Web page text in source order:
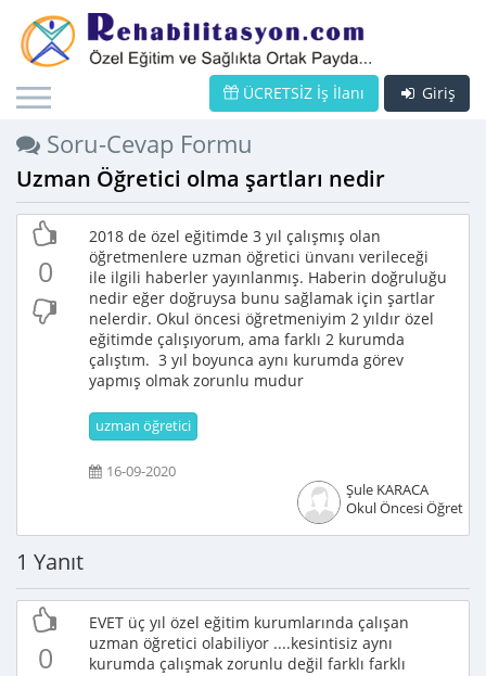
Giriş
ÜCRETSİZ İş İlanı
Soru-Cevap Formu
Uzman Öğretici olma şartları nedir
0
2018 de özel eğitimde 3 yıl çalışmış olan
öğretmenlere uzman öğretici ünvanı verileceği
ile ilgili haberler yayınlanmış. Haberin doğruluğu
nedir eğer doğruysa bunu sağlamak için şartlar
nelerdir. Okul öncesi öğretmeniyim 2 yıldır özel
eğitimde çalışıyorum, ama farklı 2 kurumda
çalıştım. 3 yıl boyunca aynı kurumda görev
yapmış olmak zorunlu mudur
uzman öğretici
16-09-2020
Şule KARACA
Okul Öncesi
1 Yanıt
0
EVET üç yıl özel eğitim kurumlarında çalışan
uzman öğretici olabiliyor ....kesintisiz aynı
kurumda çalışmak zorunlu değil farklı farklı